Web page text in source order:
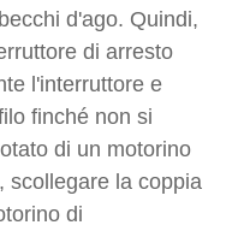
d'ago. Quindi,
di arresto
l'interruttore e
finché non si
di un motorino
scollegare la coppia
di